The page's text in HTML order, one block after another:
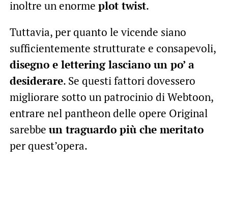
inoltre un enorme plot twist.
Tuttavia, per quanto le vicende siano
sufficientemente strutturate e consapevoli,
disegno e lettering lasciano un po’ a
desiderare. Se questi fattori dovessero
migliorare sotto un patrocinio di Webtoon,
entrare nel pantheon delle opere Original
sarebbe un traguardo più che meritato
per quest’opera.